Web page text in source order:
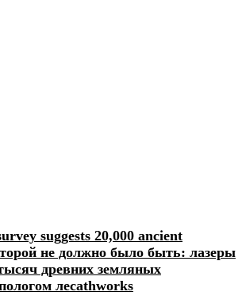
suggests 20,000 ancient
не должно было быть: лазеры
древних земляных
лесаthworks